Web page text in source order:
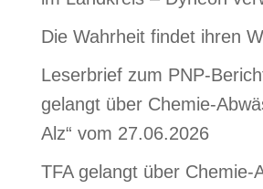
Die Wahrheit findet ihren
Leserbrief zum PNP-
gelangt über Chemie-
Alz“ vom 27.06.2026
TFA gelangt über Chemie-